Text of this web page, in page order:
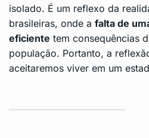
isolado. É um reflexo da
brasileiras, onde a falta de
eficiente tem consequências
população. Portanto, a
aceitaremos viver em um